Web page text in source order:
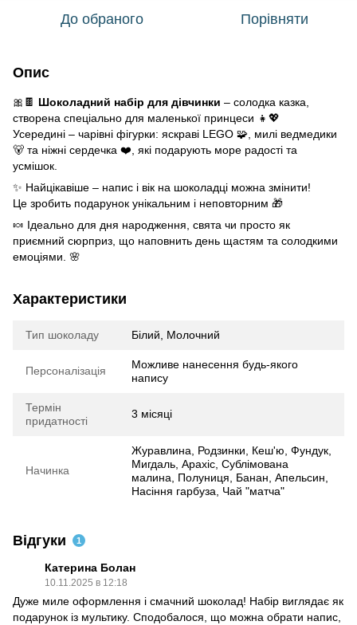
До обраного Порівняти
Опис
🎀🍫 Шоколадний набір для дівчинки – солодка казка,
створена спеціально для маленької принцеси 👧💖
Усередині – чарівні фігурки: яскраві LEGO 🧩, милі ведмедики
🐻 та ніжні сердечка ❤️, які подарують море радості та
усмішок.
✨ Найцікавіше – напис і вік на шоколадці можна змінити!
Це зробить подарунок унікальним і неповторним 🎁
🍬 Ідеально для дня народження, свята чи просто як
приємний сюрприз, що наповнить день щастям та солодкими
емоціями. 🌸
Характеристики
Тип шоколаду Білий, Молочний
Персоналізація
Можливе нанесення будь-якого
напису
Термін
придатності
3 місяці
Начинка
Журавлина, Родзинки, Кеш'ю, Фундук,
Мигдаль, Арахіс, Сублімована
малина, Полуниця, Банан, Апельсин,
Насіння гарбуза, Чай "матча"
Відгуки 1
Катерина Болан
10.11.2025 в 12:18
Дуже миле оформлення і смачний шоколад! Набір виглядає як
подарунок із мультику. Сподобалося, що можна обрати напис,